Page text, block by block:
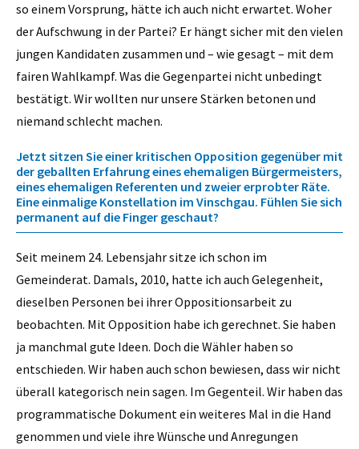
so einem Vorsprung, hätte ich auch nicht erwartet. Woher
der Aufschwung in der Partei? Er hängt sicher mit den vielen
jungen Kandidaten zusammen und – wie gesagt – mit dem
fairen Wahlkampf. Was die Gegenpartei nicht unbedingt
bestätigt. Wir wollten nur unsere Stärken betonen und
niemand schlecht machen.
Jetzt sitzen Sie einer kritischen Opposition gegenüber mit
der geballten Erfahrung eines ehemaligen Bürgermeisters,
eines ehemaligen Referenten und zweier erprobter Räte.
Eine einmalige Konstellation im Vinschgau. Fühlen Sie sich
permanent auf die Finger geschaut?
Seit meinem 24. Lebensjahr sitze ich schon im
Gemeinderat. Damals, 2010, hatte ich auch Gelegenheit,
dieselben Personen bei ihrer Oppositionsarbeit zu
beobachten. Mit Opposition habe ich gerechnet. Sie haben
ja manchmal gute Ideen. Doch die Wähler haben so
entschieden. Wir haben auch schon bewiesen, dass wir nicht
überall kategorisch nein sagen. Im Gegenteil. Wir haben das
programmatische Dokument ein weiteres Mal in die Hand
genommen und viele ihre Wünsche und Anregungen